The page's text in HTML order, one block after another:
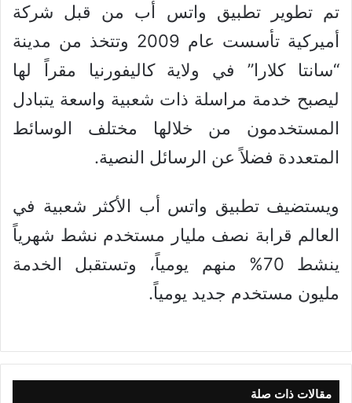
تم تطوير تطبيق واتس أب من قبل شركة
أميركية تأسست عام 2009 وتتخذ من مدينة
“سانتا كلارا” في ولاية كاليفورنيا مقراً لها
ليصبح خدمة مراسلة ذات شعبية واسعة يتبادل
المستخدمون من خلالها مختلف الوسائط
المتعددة فضلاً عن الرسائل النصية.
ويستضيف تطبيق واتس أب الأكثر شعبية في
العالم قرابة نصف مليار مستخدم نشط شهرياً
ينشط 70% منهم يومياً، وتستقبل الخدمة
مليون مستخدم جديد يومياً.
مقالات ذات صلة